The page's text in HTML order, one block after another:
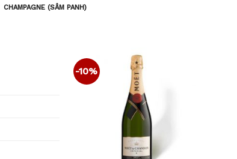
CHAMPAGNE (SÂM PANH)
-10%